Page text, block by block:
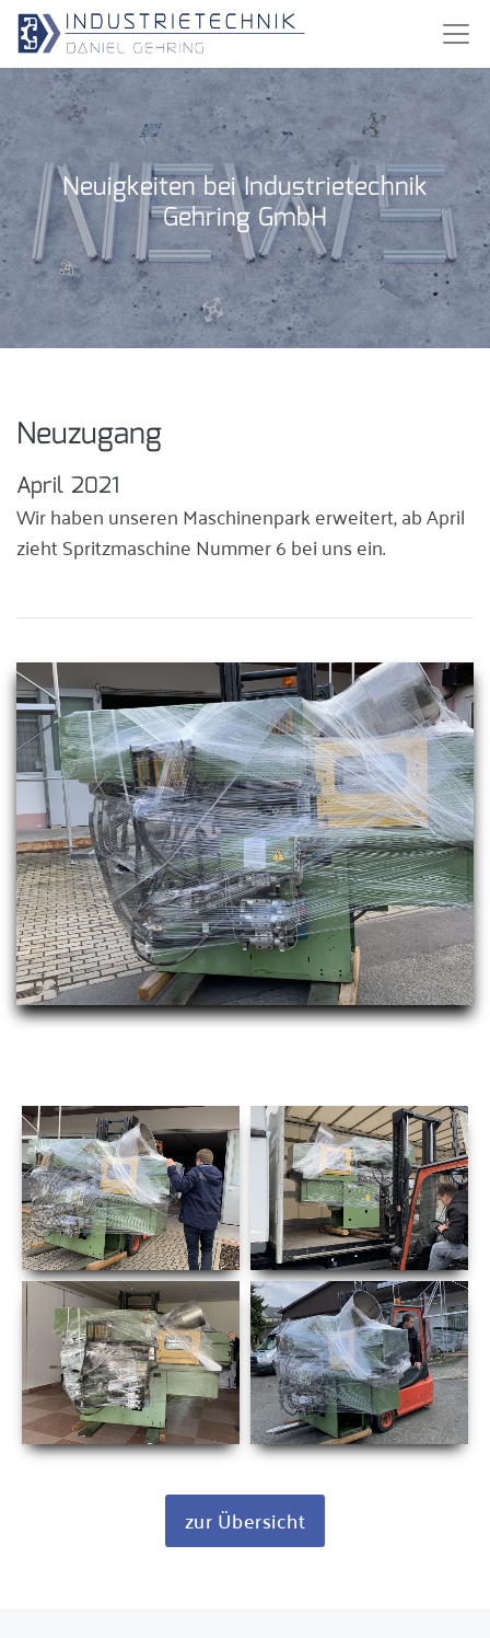
Neuigkeiten bei Industrietechnik
Gehring GmbH
Neuzugang
April 2021
Wir haben unseren Maschinenpark erweitert, ab April
zieht Spritzmaschine Nummer 6 bei uns ein.
zur Übersicht